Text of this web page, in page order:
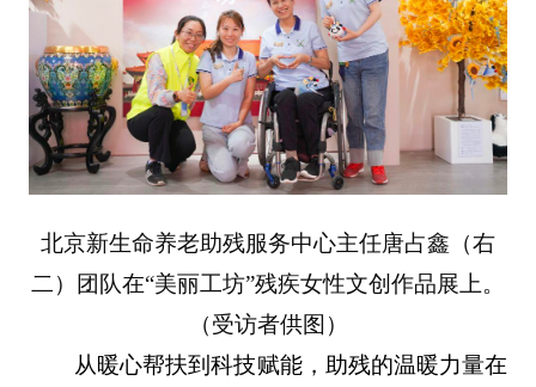
北京新生命养老助残服务中心主任唐占鑫（右
二）团队在“美丽工坊”残疾女性文创作品展上。
（受访者供图）
从暖心帮扶到科技赋能，助残的温暖力量在